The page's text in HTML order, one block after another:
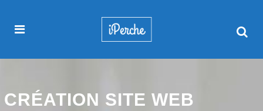
CRÉATION SITE WEB